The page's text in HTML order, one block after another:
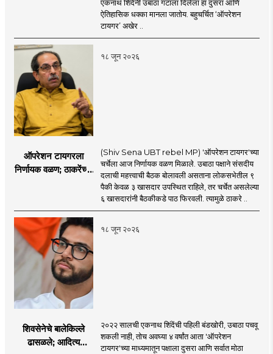
शिंदेंकडे जाण्याच्या चर्चा
सुरू
एकनाथ शिंदेंनी उबाठा गटाला दिलेला हा दुसरा आणि
ऐतिहासिक धक्का मानला जातोय. बहुचर्चित ‘ऑपरेशन
टायगर’ अखेर ..
१८ जून २०२६
ऑपरेशन टायगरला
निर्णायक वळण; ठाकरेंच्या
विलीन होण्याचा प्रस्ताव?
(Shiv Sena UBT rebel MP) 'ऑपरेशन टायगर'च्या
चर्चेला आज निर्णायक वळण मिळाले. उबाठा पक्षाने संसदीय
दलाची महत्त्वाची बैठक बोलावली असताना लोकसभेतील ९
पैकी केवळ ३ खासदार उपस्थित राहिले, तर चर्चेत असलेल्या
६ खासदारांनी बैठकीकडे पाठ फिरवली. त्यामुळे ठाकरे ..
१८ जून २०२६
शिवसेनेचे बालेकिल्ले
ढासळले; आदित्य
२०२२ सालची एकनाथ शिंदेंची पहिली बंडखोरी, उबाठा पचवू
शकली नाही, तोच अवघ्या ४ वर्षांत आता 'ऑपरेशन
टायगर'च्या माध्यमातून पक्षाला दुसरा आणि सर्वात मोठा